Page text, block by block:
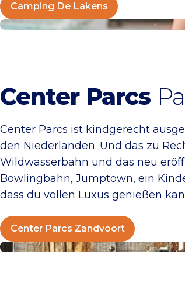
Camping De Lakens
Center Parcs Zandvoort
Center Parcs
Center Parcs ist kindgerecht
den Niederlanden. Und das zu
Wildwasserbahn und das neu
Bowlingbahn, Jumptown, ein
dass du vollen Luxus genießen
Center Parcs Zandvoort
Roompot Zandvoort